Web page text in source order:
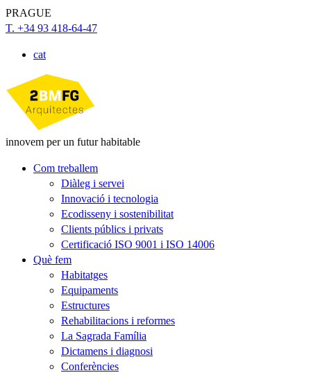
PRAGUE
T. +34 93 418-64-47
cat
innovem per un futur habitable
Com treballem
Diàleg i servei
Innovació i tecnologia
Ecodisseny i sostenibilitat
Clients públics i privats
Certificació ISO 9001 i ISO 14006
Què fem
Habitatges
Equipaments
Estructures
Rehabilitacions i reformes
La Sagrada Família
Dictamens i diagnosi
Conferències